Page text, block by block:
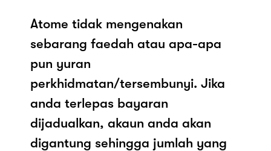
Atome tidak mengenakan
sebarang faedah atau apa-apa
pun yuran
perkhidmatan/tersembunyi. Jika
anda terlepas bayaran
dijadualkan, akaun anda akan
digantung sehingga jumlah yang